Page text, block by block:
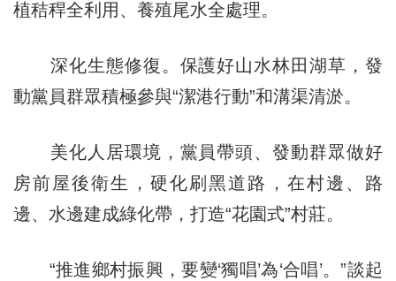
植秸稈全利用、養殖尾水全處理。
深化生態修復。保護好山水林田湖草，發
動黨員群眾積極參與“潔港行動”和溝渠清淤。
美化人居環境，黨員帶頭、發動群眾做好
房前屋後衛生，硬化刷黑道路，在村邊、路
邊、水邊建成綠化帶，打造“花園式”村莊。
“推進鄉村振興，要變‘獨唱’為‘合唱’。”談起